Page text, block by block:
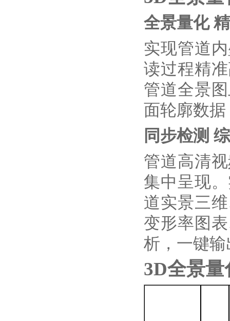
全景量化
实现管道
读过程精
管道全景
面轮廓数
同步检测
管道高清
集中呈现
道实景三
变形率图
析，一键
3D全景